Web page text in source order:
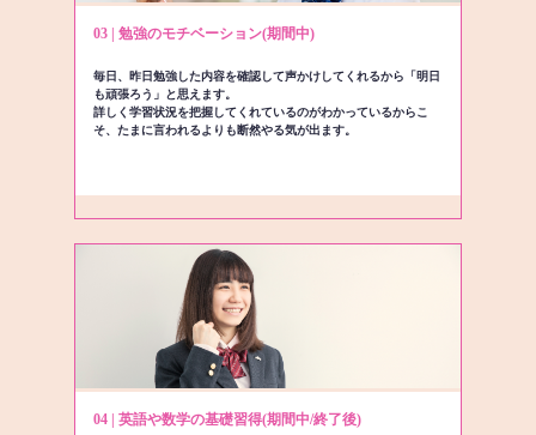
03 | 勉強のモチベーション(期間中)
毎日、昨日勉強した内容を確認して声かけしてくれるから「明日
も頑張ろう」と思えます。
詳しく学習状況を把握してくれているのがわかっているからこ
そ、たまに言われるよりも断然やる気が出ます。
04 | 英語や数学の基礎習得(期間中/終了後)